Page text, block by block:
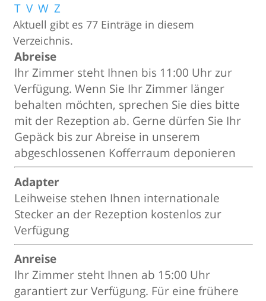
T V W Z
Aktuell gibt es 77 Einträge in diesem
Verzeichnis.
Abreise
Ihr Zimmer steht Ihnen bis 11:00 Uhr zur
Verfügung. Wenn Sie Ihr Zimmer länger
behalten möchten, sprechen Sie dies bitte
mit der Rezeption ab. Gerne dürfen Sie Ihr
Gepäck bis zur Abreise in unserem
abgeschlossenen Kofferraum deponieren
Adapter
Leihweise stehen Ihnen internationale
Stecker an der Rezeption kostenlos zur
Verfügung
Anreise
Ihr Zimmer steht Ihnen ab 15:00 Uhr
garantiert zur Verfügung. Für eine frühere